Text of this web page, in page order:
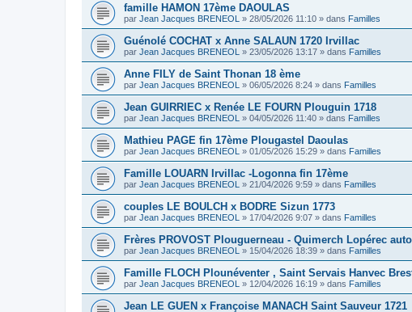
famille HAMON 17ème DAOULAS
par Jean Jacques BRENEOL » 28/05/2026 11:10 » dans Familles
Guénolé COCHAT x Anne SALAUN 1720 Irvillac
par Jean Jacques BRENEOL » 23/05/2026 13:17 » dans Familles
Anne FILY de Saint Thonan 18 ème
par Jean Jacques BRENEOL » 06/05/2026 8:24 » dans Familles
Jean GUIRRIEC x Renée LE FOURN Plouguin 1718
par Jean Jacques BRENEOL » 04/05/2026 11:40 » dans Familles
Mathieu PAGE fin 17ème Plougastel Daoulas
par Jean Jacques BRENEOL » 01/05/2026 15:29 » dans Familles
Famille LOUARN Irvillac -Logonna fin 17ème
par Jean Jacques BRENEOL » 21/04/2026 9:59 » dans Familles
couples LE BOULCH x BODRE Sizun 1773
par Jean Jacques BRENEOL » 17/04/2026 9:07 » dans Familles
Frères PROVOST Plouguerneau - Quimerch Lopérec
par Jean Jacques BRENEOL » 15/04/2026 18:39 » dans Familles
Famille FLOCH Plounéventer , Saint Servais Hanvec
par Jean Jacques BRENEOL » 12/04/2026 16:19 » dans Familles
Jean LE GUEN x Françoise MANACH Saint Sauveur 1721